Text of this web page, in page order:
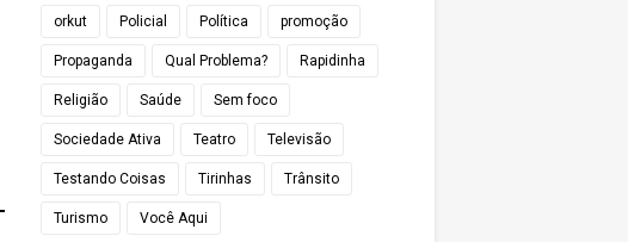
orkut Policial Política promoção
Propaganda Qual Problema? Rapidinha
Religião Saúde Sem foco
Sociedade Ativa Teatro Televisão
Testando Coisas Tirinhas Trânsito
Turismo Você Aqui